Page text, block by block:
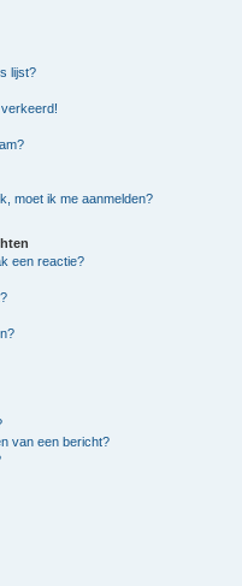
lijst?
moet ik me aanmelden?
een reactie?
van een bericht?